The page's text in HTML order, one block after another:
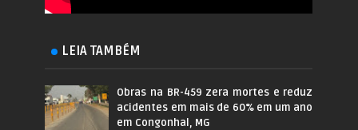
LEIA TAMBÉM
Obras na BR-459 zera mortes e reduz
acidentes em mais de 60% em um ano
em Congonhal, MG